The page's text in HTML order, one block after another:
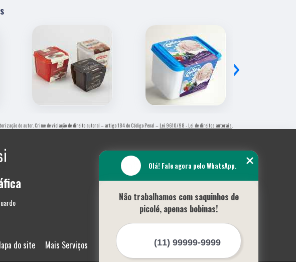
›
do autor. Crime de violação de direito autoral – artigo 184 do Código Penal – Lei 9610/98 - Lei de direitos autorais
do site Mais Serviços
Olá! Fale agora pelo WhatsApp.
Não trabalhamos com saquinhos de
picolé, apenas bobinas!